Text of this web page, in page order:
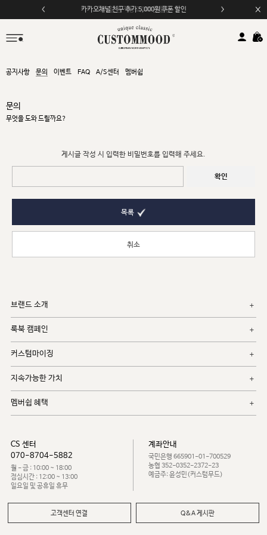
카카오채널 친구 추가 5,000원 쿠폰 할인
모바일 앱 자동 2,000원 할인
공지사항 문의 이벤트 FAQ A/S센터 멤버쉽
문의
무엇을 도와 드릴까요?
게시글 작성 시 입력한 비밀번호를 입력해 주세요.
확인
목록
취소
브랜드 소개
룩북 캠페인
커스텀마이징
지속가능한 가치
멤버쉽 혜택
CS 센터
070-8704-5882
월 - 금 : 10:00 ~ 18:00
점심시간 : 12:00 ~ 13:00
일요일 및 공휴일 휴무
계좌안내
국민은행 665901-01-700529
농협 352-0352-2372-23
예금주: 윤성민(커스텀무드)
고객센터 연결 Q&A 게시판